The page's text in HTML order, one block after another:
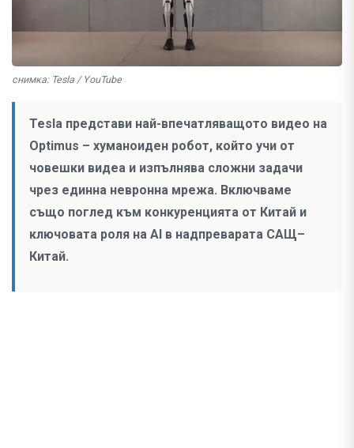
снимка: Tesla / YouTube
Tesla представи най-впечатляващото видео на
Optimus – хуманоиден робот, който учи от
човешки видеа и изпълнява сложни задачи
чрез единна невронна мрежа. Включваме
също поглед към конкуренцията от Китай и
ключовата роля на AI в надпреварата САЩ–
Китай.